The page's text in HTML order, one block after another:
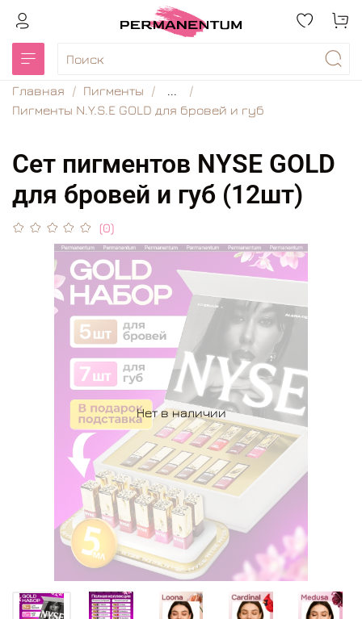
Главная Пигменты
...
Пигменты N.Y.S.E GOLD для бровей и губ
Сет пигментов NYSE GOLD
для бровей и губ (12шт)
(0)
Нет в наличии